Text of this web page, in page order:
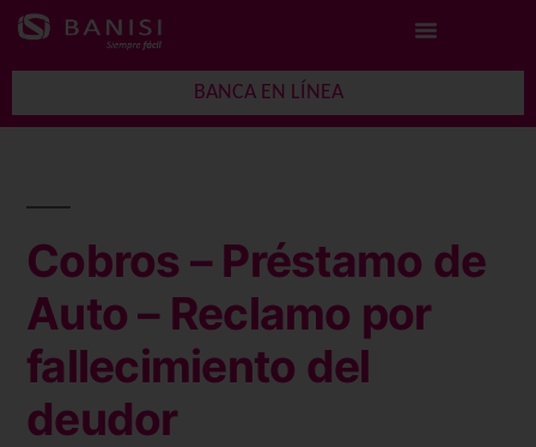
BANCA EN LÍNEA
Cobros – Préstamo de
Auto – Reclamo por
fallecimiento del
deudor